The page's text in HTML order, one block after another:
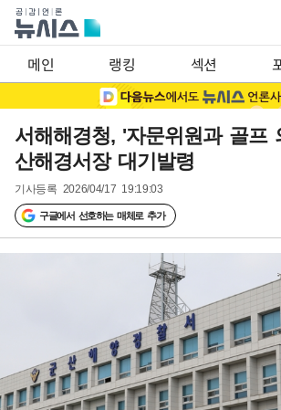
메인 랭킹 섹션
서해해경청, '자문위원과 골프
산해경서장 대기발령
기사등록 2026/04/17 19:19:03
구글에서 선호하는 매체로 추가